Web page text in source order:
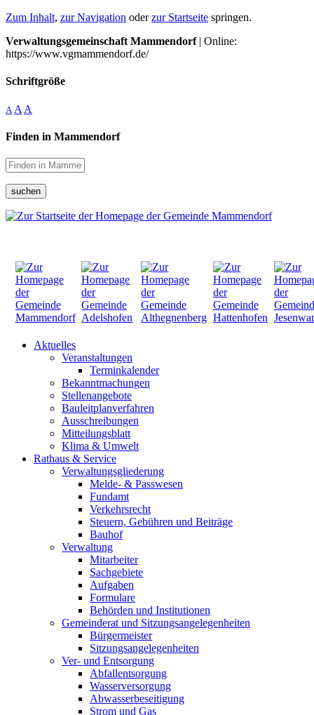
Zum Inhalt, zur Navigation oderzur Startseite springen.
Verwaltungsgemeinschaft Mammendorf| Online:
https://www.vgmammendorf.de/
Schriftgröße
A A A
Finden in Mammendorf
suchen
Aktuelles
Veranstaltungen
Terminkalender
Bekanntmachungen
Stellenangebote
Bauleitplanverfahren
Ausschreibungen
Mitteilungsblatt
Klima & Umwelt
Rathaus & Service
Verwaltungsgliederung
Melde- & Passwesen
Fundamt
Verkehrsrecht
Steuern, Gebühren und Beiträge
Bauhof
Verwaltung
Mitarbeiter
Sachgebiete
Aufgaben
Formulare
Behörden und Institutionen
Gemeinderat und Sitzungsangelegenheiten
Bürgermeister
Sitzungsangelegenheiten
Ver- und Entsorgung
Abfallentsorgung
Wasserversorgung
Abwasserbeseitigung
Strom und Gas